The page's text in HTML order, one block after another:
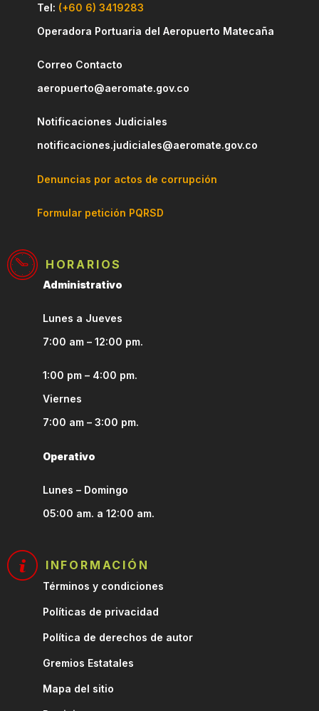
Tel: (+60 6) 3419283
Operadora Portuaria del Aeropuerto Matecaña
Correo Contacto
aeropuerto@aeromate.gov.co
Notificaciones Judiciales
notificaciones.judiciales@aeromate.gov.co
Denuncias por actos de corrupción
Formular petición PQRSD
HORARIOS
Administrativo
Lunes a Jueves
7:00 am – 12:00 pm.
1:00 pm – 4:00 pm.
Viernes
7:00 am – 3:00 pm.
Operativo
Lunes – Domingo
05:00 am. a 12:00 am.
INFORMACIÓN
Términos y condiciones
Políticas de privacidad
Política de derechos de autor
Gremios Estatales
Mapa del sitio